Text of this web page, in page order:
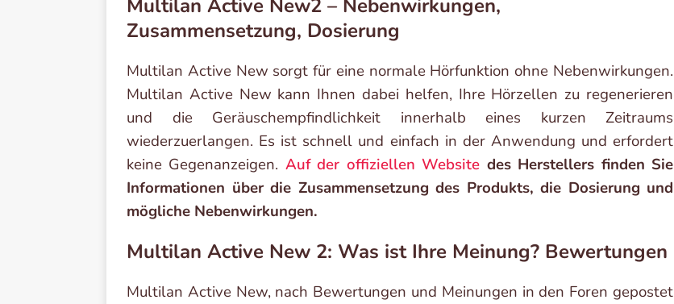
Multilan Active New2 – Nebenwirkungen,
Zusammensetzung, Dosierung
Multilan Active New sorgt für eine normale Hörfunktion ohne Nebenwirkungen.
Multilan Active New kann Ihnen dabei helfen, Ihre Hörzellen zu regenerieren
und die Geräuschempfindlichkeit innerhalb eines kurzen Zeitraums
wiederzuerlangen. Es ist schnell und einfach in der Anwendung und erfordert
keine Gegenanzeigen. Auf der offiziellen Website des Herstellers finden Sie
Informationen über die Zusammensetzung des Produkts, die Dosierung und
mögliche Nebenwirkungen.
Multilan Active New 2: Was ist Ihre Meinung? Bewertungen
Multilan Active New, nach Bewertungen und Meinungen in den Foren gepostet